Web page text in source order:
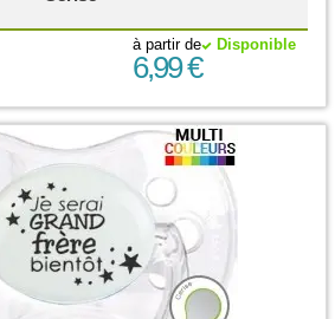
Disponible
à partir de
6,99 €